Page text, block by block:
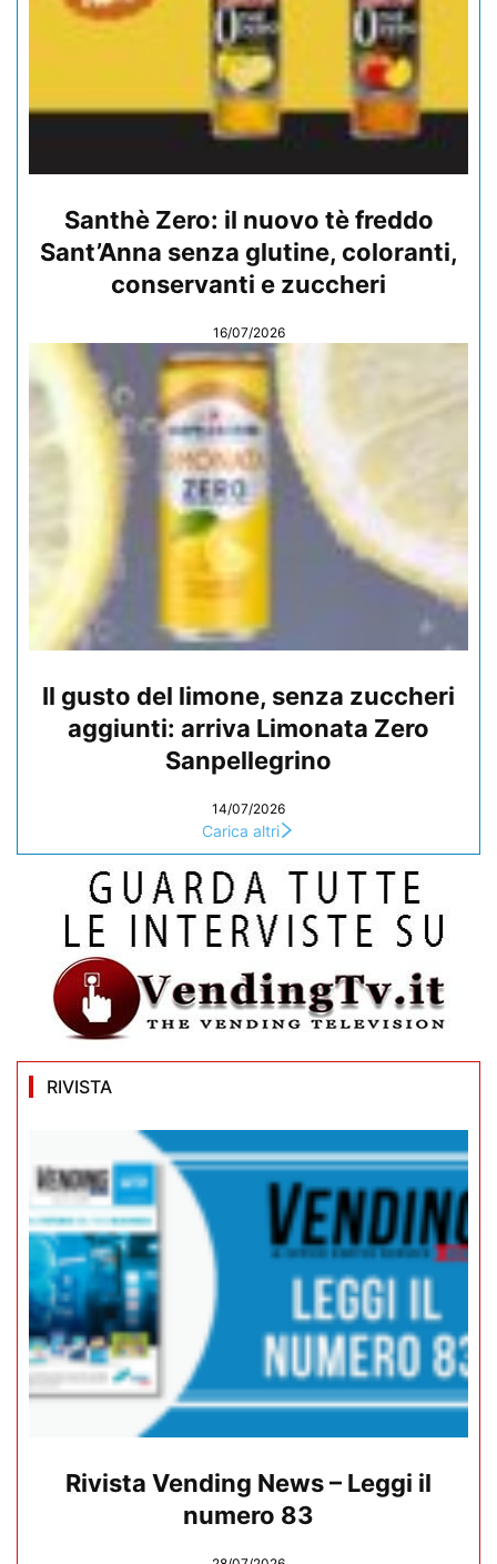
Santhè Zero: il nuovo tè freddo
Sant’Anna senza glutine, coloranti,
conservanti e zuccheri
16/07/2026
Il gusto del limone, senza zuccheri
aggiunti: arriva Limonata Zero
Sanpellegrino
14/07/2026
Carica altri
RIVISTA
Rivista Vending News – Leggi il
numero 83